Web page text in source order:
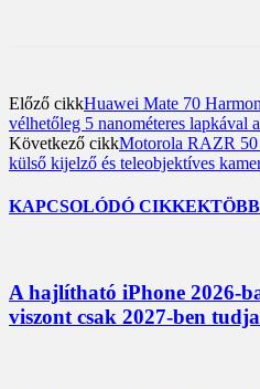
Előző cikkHuawei Mate 70
vélhetőleg 5 nanométeres lapkával
Következő cikkMotorola RAZR 50
külső kijelző és teleobjektíves
KAPCSOLÓDÓ CIKKEK
A hajlítható iPhone 2026-
viszont csak 2027-ben